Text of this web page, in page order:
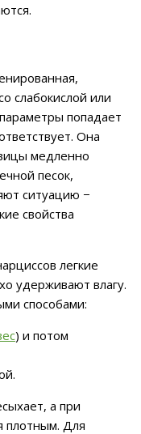
слабокислой или
попадает
Она
медленно
песок,
ситуацию −
свойства
легкие
удерживают влагу.
способами:
) и потом
а при
плотным. Для